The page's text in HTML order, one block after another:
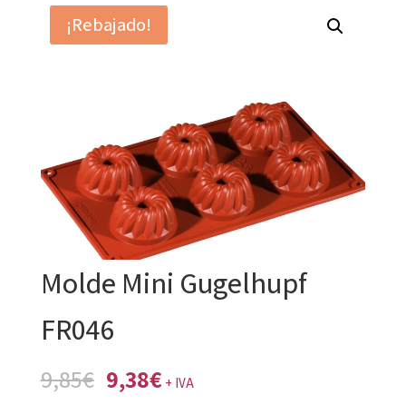
¡Rebajado!
Molde Mini Gugelhupf
FR046
9,85€ El
9,38€El
+ IVA